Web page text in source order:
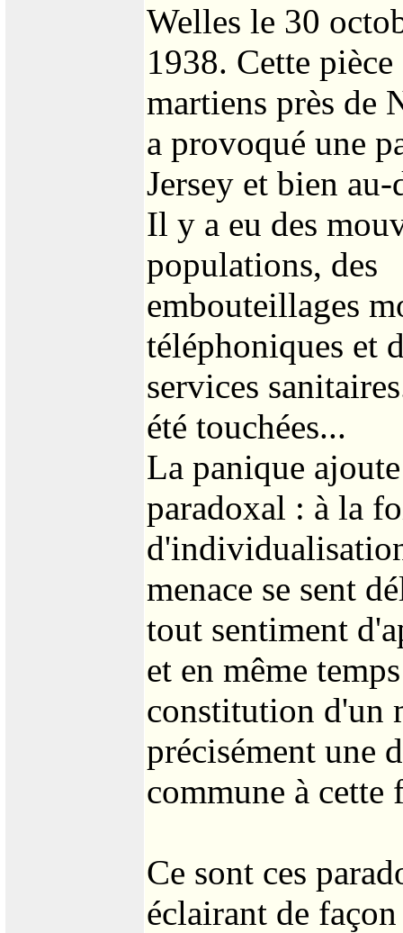
Welles le 30
1938. Cette
martiens près de
a provoqué une
Jersey et bien au-
Il y a eu des
populations, des
embouteillages
téléphoniques et
services
été touchées...
La panique
paradoxal : à la
menace se sent
tout sentiment
et en même
constitution d'un
précisément une
commune à cette
Ce sont ces
éclairant de façon